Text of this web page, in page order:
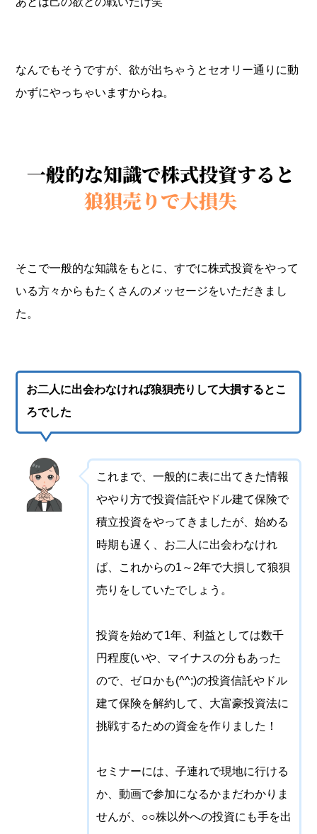
なんでもそうですが、欲が出ちゃうとセオリー通りに動
かずにやっちゃいますからね。
そこで一般的な知識をもとに、すでに株式投資をやって
いる方々からもたくさんのメッセージをいただきまし
た。
お二人に出会わなければ狼狽売りして大損するとこ
ろでした
これまで、一般的に表に出てきた情報
ややり方で投資信託やドル建て保険で
積立投資をやってきましたが、始める
時期も遅く、お二人に出会わなけれ
ば、これからの1～2年で大損して狼狽
売りをしていたでしょう。
投資を始めて1年、利益としては数千
円程度(いや、マイナスの分もあった
ので、ゼロかも(^^;)の投資信託やドル
建て保険を解約して、大富豪投資法に
挑戦するための資金を作りました！
セミナーには、子連れで現地に行ける
か、動画で参加になるかまだわかりま
せんが、○○株以外への投資にも手を出